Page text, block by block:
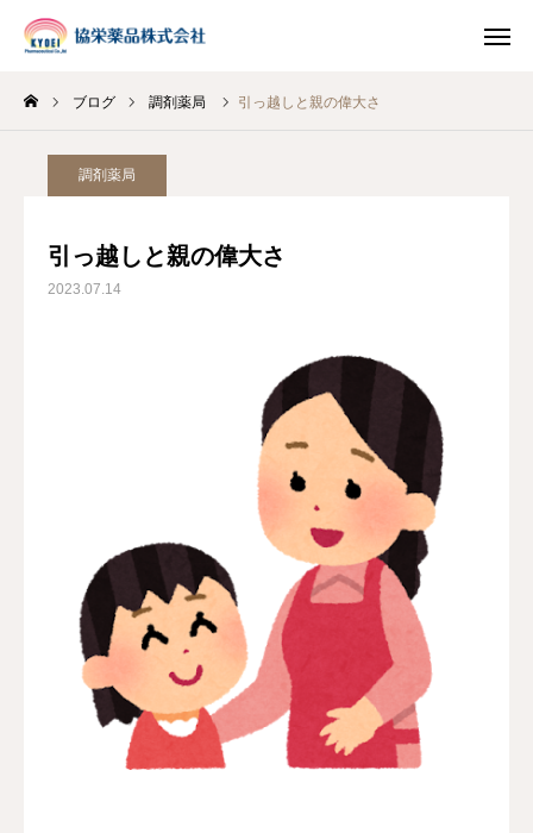
ブログ 調剤薬局 引っ越しと親の偉大さ
調剤薬局
引っ越しと親の偉大さ
2023.07.14
INSTAGRAM
HOME
採用情報
お問い合わせ